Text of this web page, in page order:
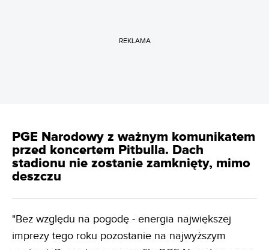
REKLAMA
PGE Narodowy z ważnym komunikatem
przed koncertem Pitbulla. Dach
stadionu nie zostanie zamknięty, mimo
deszczu
"Bez względu na pogodę - energia największej
imprezy tego roku pozostanie na najwyższym